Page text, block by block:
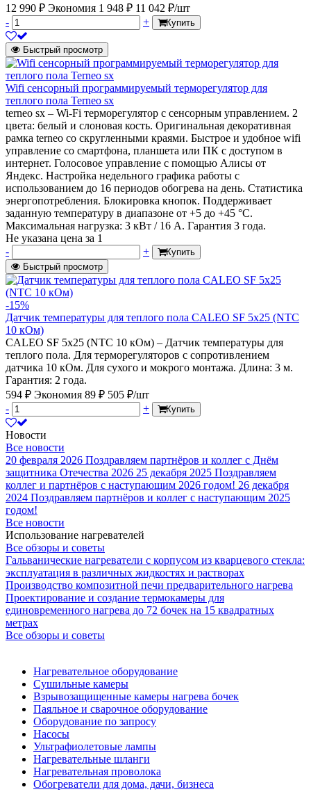
12 990 ₽ Экономия 1 948 ₽ 11 042 ₽/шт
-
+ Купить
Быстрый просмотр
Wifi сенсорный программируемый терморегулятор для
теплого пола Terneo sx
terneo sx – Wi-Fi терморегулятор c сенсорным управлением. 2
цвета: белый и слоновая кость. Оригинальная декоративная
рамка terneo со скругленными краями. Быстрое и удобное wifi
управление со смартфона, планшета или ПК с доступом в
интернет. Голосовое управление с помощью Алисы от
Яндекс. Настройка недельного графика работы с
использованием до 16 периодов обогрева на день. Статистика
энергопотребления. Блокировка кнопок. Поддерживает
заданную температуру в диапазоне от +5 до +45 °С.
Максимальная нагрузка: 3 кВт / 16 А. Гарантия 3 года.
Не указана цена за 1
-
+
Купить
Быстрый просмотр
-15%
Датчик температуры для теплого пола CALEO SF 5x25 (NTC
10 кОм)
CALEO SF 5х25 (NTC 10 кОм) – Датчик температуры для
теплого пола. Для терморегуляторов с сопротивлением
датчика 10 кОм. Для сухого и мокрого монтажа. Длина: 3 м.
Гарантия: 2 года.
594 ₽ Экономия 89 ₽ 505 ₽/шт
-
+ Купить
Новости
Все новости
20 февраля 2026 Поздравляем партнёров и коллег с Днём
защитника Отечества 2026 25 декабря 2025 Поздравляем
коллег и партнёров с наступающим 2026 годом! 26 декабря
2024 Поздравляем партнёров и коллег с наступающим 2025
годом!
Все новости
Использование нагревателей
Все обзоры и советы
Гальванические нагреватели с корпусом из кварцевого стекла:
эксплуатация в различных жидкостях и растворах
Производство композитной печи предварительного нагрева
Проектирование и создание термокамеры для
единовременного нагрева до 72 бочек на 15 квадратных
метрах
Все обзоры и советы
Нагревательное оборудование
Сушильные камеры
Взрывозащищенные камеры нагрева бочек
Паяльное и сварочное оборудование
Оборудование по запросу
Насосы
Ультрафиолетовые лампы
Нагревательные шланги
Нагревательная проволока
Обогреватели для дома, дачи, бизнеса